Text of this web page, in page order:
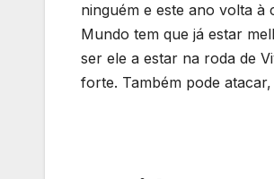
ninguém e este ano volta à
Mundo tem que já estar
ser ele a estar na roda de
forte. Também pode